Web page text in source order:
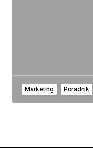
Marketing Poradnik